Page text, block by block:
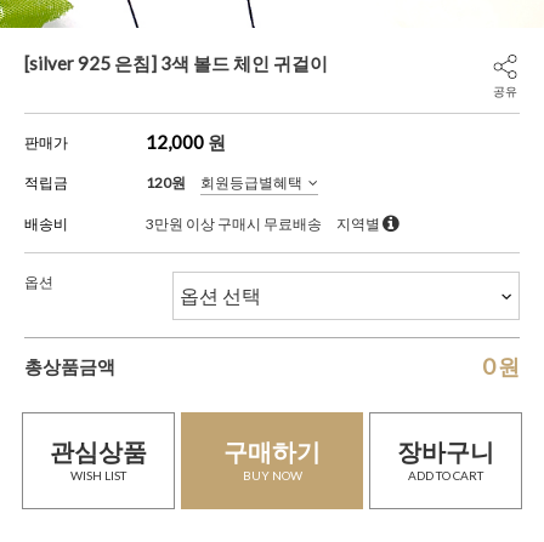
[silver 925 은침] 3색 볼드 체인 귀걸이
공유
판매가 12,000 원
적립금 120원 회원등급별혜택
배송비 3만원 이상 구매시 무료배송 지역별
옵션
총상품금액 0원
관심상품
WISH LIST
구매하기
BUY NOW
장바구니
ADD TO CART